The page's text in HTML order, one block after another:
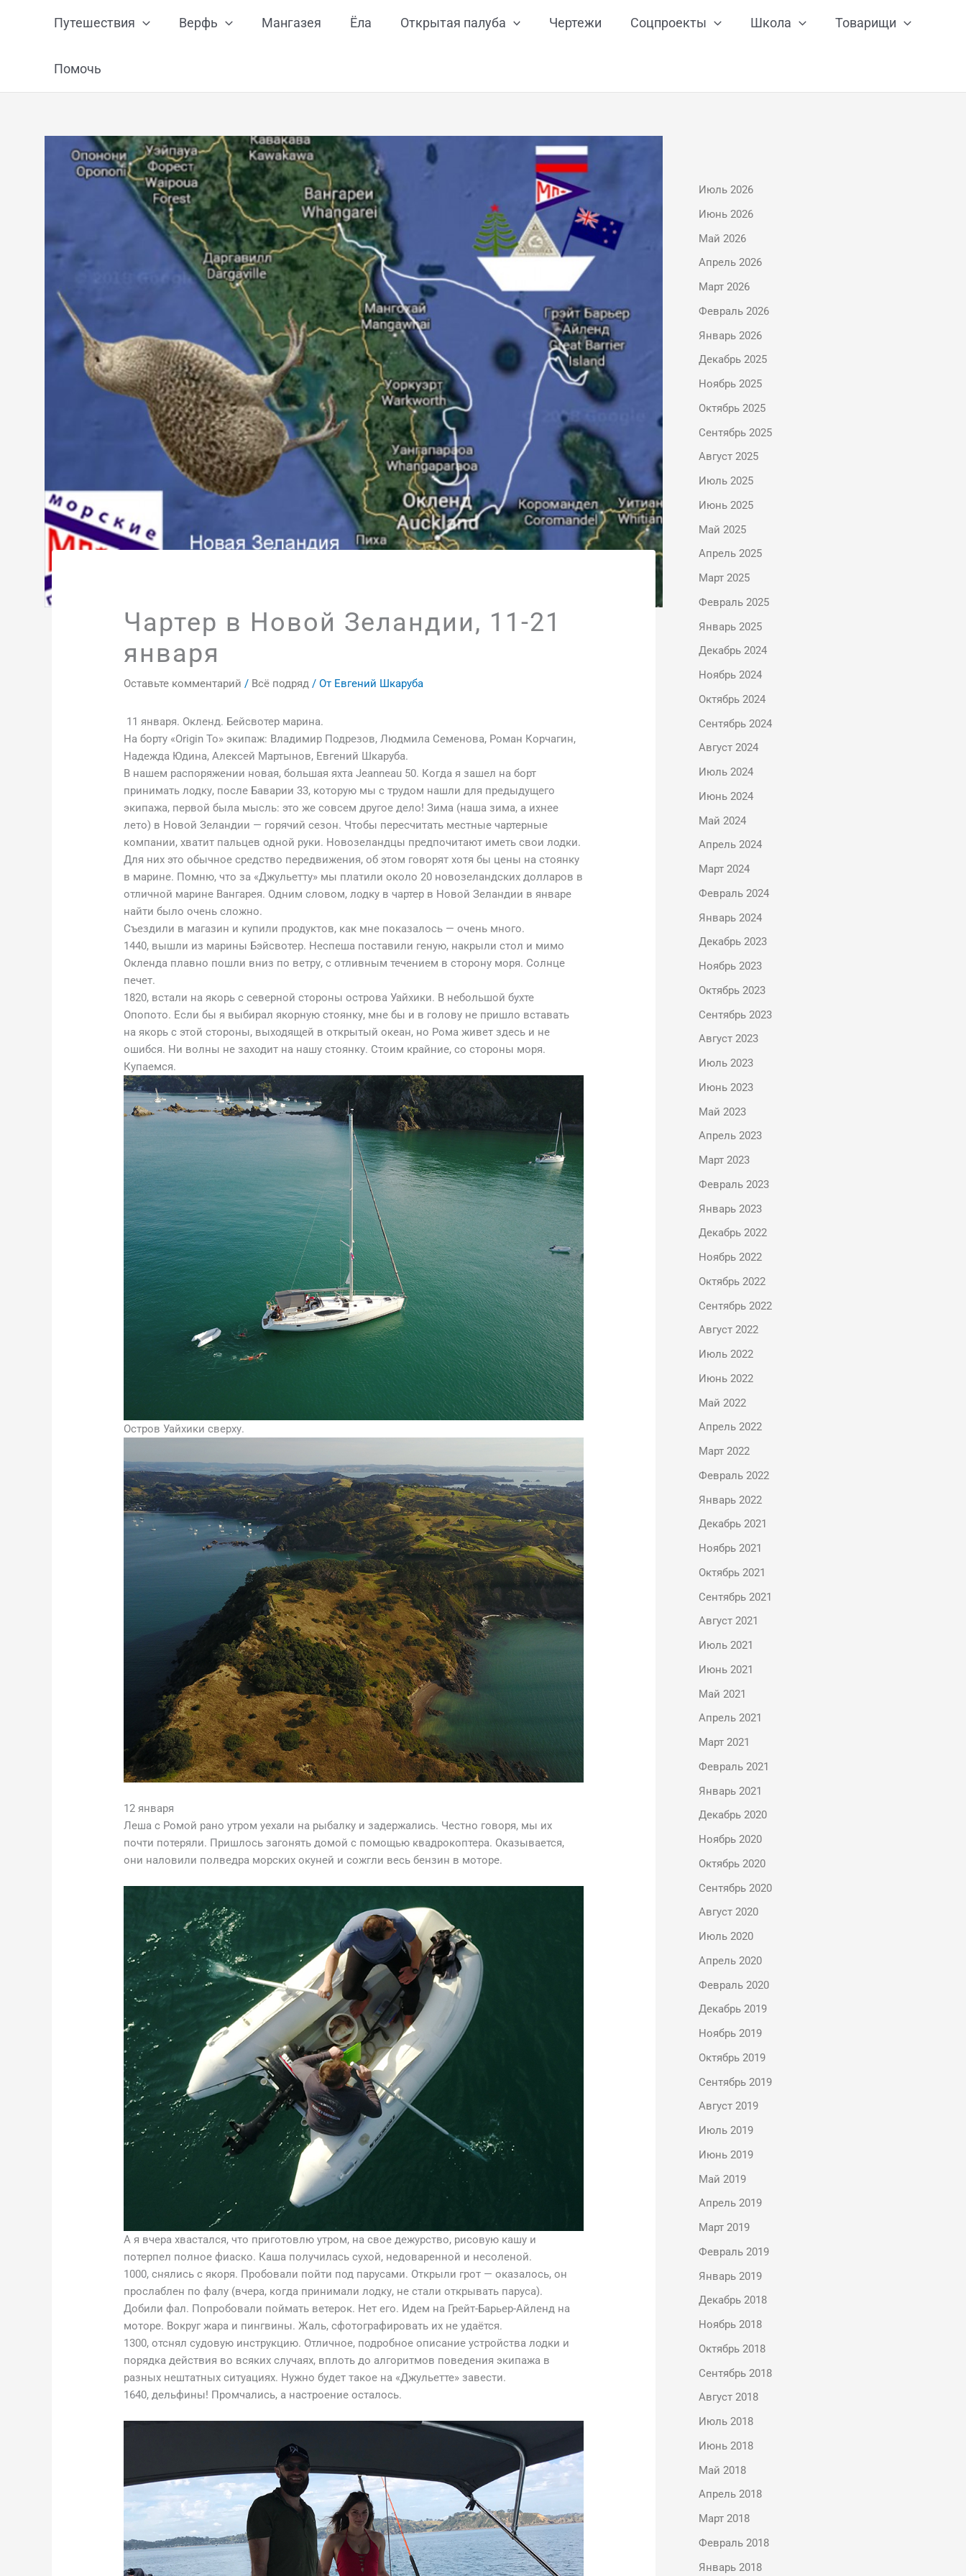
Путешествия Верфь Мангазея Ёла Открытая палуба Чертежи Соцпроекты Школа Товарищи
Помочь
Чартер в Новой Зеландии, 11-21
января
Оставьте комментарий / Всё подряд / От Евгений Шкаруба
11 января. Окленд. Бейсвотер марина.
На борту «Origin To» экипаж: Владимир Подрезов, Людмила Семенова, Роман Корчагин,
Надежда Юдина, Алексей Мартынов, Евгений Шкаруба.
В нашем распоряжении новая, большая яхта Jeanneau 50. Когда я зашел на борт
принимать лодку, после Баварии 33, которую мы с трудом нашли для предыдущего
экипажа, первой была мысль: это же совсем другое дело! Зима (наша зима, а ихнее
лето) в Новой Зеландии — горячий сезон. Чтобы пересчитать местные чартерные
компании, хватит пальцев одной руки. Новозеландцы предпочитают иметь свои лодки.
Для них это обычное средство передвижения, об этом говорят хотя бы цены на стоянку
в марине. Помню, что за «Джульетту» мы платили около 20 новозеландских долларов в
отличной марине Вангарея. Одним словом, лодку в чартер в Новой Зеландии в январе
найти было очень сложно.
Съездили в магазин и купили продуктов, как мне показалось — очень много.
1440, вышли из марины Бэйсвотер. Неспеша поставили геную, накрыли стол и мимо
Окленда плавно пошли вниз по ветру, с отливным течением в сторону моря. Солнце
печет.
1820, встали на якорь c северной стороны острова Уайхики. В небольшой бухте
Опопото. Если бы я выбирал якорную стоянку, мне бы и в голову не пришло вставать
на якорь с этой стороны, выходящей в открытый океан, но Рома живет здесь и не
ошибся. Ни волны не заходит на нашу стоянку. Стоим крайние, со стороны моря.
Купаемся.
Остров Уайхики сверху.
12 января
Леша с Ромой рано утром уехали на рыбалку и задержались. Честно говоря, мы их
почти потеряли. Пришлось загонять домой с помощью квадрокоптера. Оказывается,
они наловили полведра морских окуней и сожгли весь бензин в моторе.
А я вчера хвастался, что приготовлю утром, на свое дежурство, рисовую кашу и
потерпел полное фиаско. Каша получилась сухой, недоваренной и несоленой.
1000, снялись с якоря. Пробовали пойти под парусами. Открыли грот — оказалось, он
прослаблен по фалу (вчера, когда принимали лодку, не стали открывать паруса).
Добили фал. Попробовали поймать ветерок. Нет его. Идем на Грейт-Барьер-Айленд на
моторе. Вокруг жара и пингвины. Жаль, сфотографировать их не удаётся.
1300, отснял судовую инструкцию. Отличное, подробное описание устройства лодки и
порядка действия во всяких случаях, вплоть до алгоритмов поведения экипажа в
разных нештатных ситуациях. Нужно будет такое на «Джульетте» завести.
1640, дельфины! Промчались, а настроение осталось.
Июль 2026
Июнь 2026
Май 2026
Апрель 2026
Март 2026
Февраль 2026
Январь 2026
Декабрь 2025
Ноябрь 2025
Октябрь 2025
Сентябрь 2025
Август 2025
Июль 2025
Июнь 2025
Май 2025
Апрель 2025
Март 2025
Февраль 2025
Январь 2025
Декабрь 2024
Ноябрь 2024
Октябрь 2024
Сентябрь 2024
Август 2024
Июль 2024
Июнь 2024
Май 2024
Апрель 2024
Март 2024
Февраль 2024
Январь 2024
Декабрь 2023
Ноябрь 2023
Октябрь 2023
Сентябрь 2023
Август 2023
Июль 2023
Июнь 2023
Май 2023
Апрель 2023
Март 2023
Февраль 2023
Январь 2023
Декабрь 2022
Ноябрь 2022
Октябрь 2022
Сентябрь 2022
Август 2022
Июль 2022
Июнь 2022
Май 2022
Апрель 2022
Март 2022
Февраль 2022
Январь 2022
Декабрь 2021
Ноябрь 2021
Октябрь 2021
Сентябрь 2021
Август 2021
Июль 2021
Июнь 2021
Май 2021
Апрель 2021
Март 2021
Февраль 2021
Январь 2021
Декабрь 2020
Ноябрь 2020
Октябрь 2020
Сентябрь 2020
Август 2020
Июль 2020
Апрель 2020
Февраль 2020
Декабрь 2019
Ноябрь 2019
Октябрь 2019
Сентябрь 2019
Август 2019
Июль 2019
Июнь 2019
Май 2019
Апрель 2019
Март 2019
Февраль 2019
Январь 2019
Декабрь 2018
Ноябрь 2018
Октябрь 2018
Сентябрь 2018
Август 2018
Июль 2018
Июнь 2018
Май 2018
Апрель 2018
Март 2018
Февраль 2018
Январь 2018